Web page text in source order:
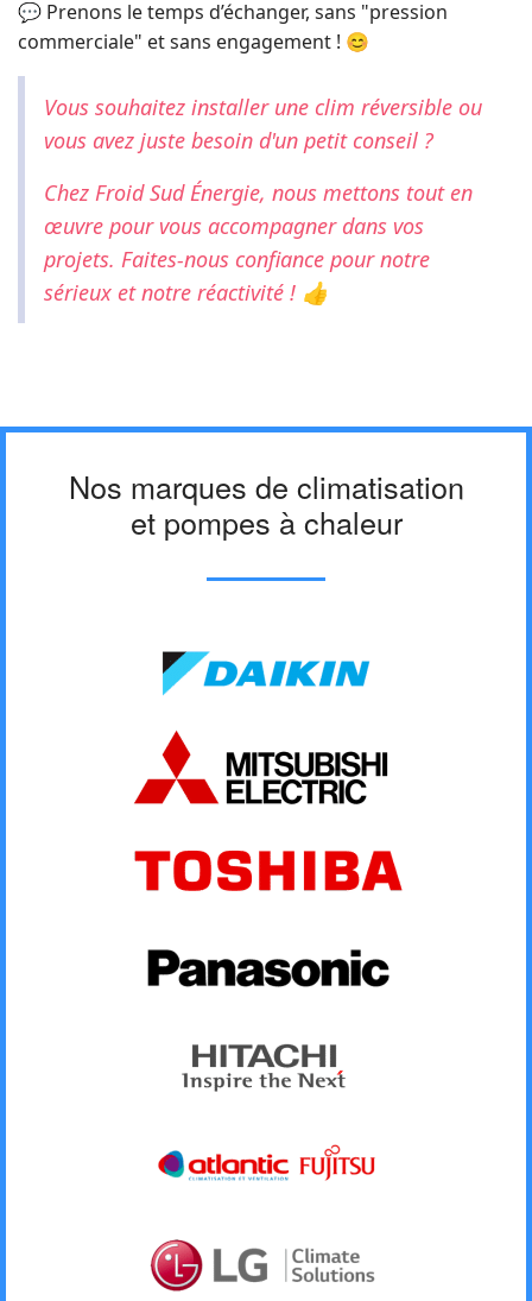
💬 Prenons le temps d’échanger, sans "pression
commerciale" et sans engagement ! 😊
Vous souhaitez installer une clim réversible ou
vous avez juste besoin d'un petit conseil ?
Chez Froid Sud Énergie, nous mettons tout en
œuvre pour vous accompagner dans vos
projets. Faites-nous confiance pour notre
sérieux et notre réactivité ! 👍
Nos marques de climatisation
et pompes à chaleur